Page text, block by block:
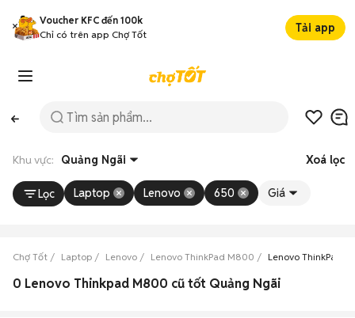
Voucher KFC đến 100k
Chỉ có trên app Chợ Tốt
Tải app
Khu vực: Quảng Ngãi Xoá lọc
Lọc Laptop Lenovo 650 Giá
Chợ Tốt Laptop Lenovo Lenovo ThinkPad M800 Lenovo ThinkPad
0 Lenovo Thinkpad M800 cũ tốt Quảng Ngãi